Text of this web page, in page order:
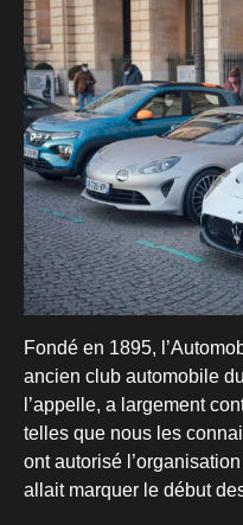
Fondé en 1895,
ancien club automobile
l’appelle, a largement
telles que nous les
ont autorisé
allait marquer le début